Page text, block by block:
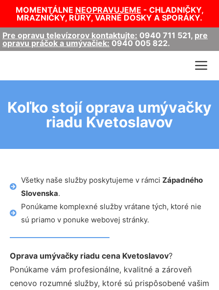
MOMENTÁLNE NEOPRAVUJEME - CHLADNIČKY,
MRAZNIČKY, RÚRY, VARNÉ DOSKY A SPORÁKY.
Pre opravu televízorov kontaktujte: 0940 711 521, pre
opravu práčok a umývačiek: 0940 005 822.
Koľko stojí oprava umývačky
riadu Kvetoslavov
Všetky naše služby poskytujeme v rámci Západného
Slovenska.
Ponúkame komplexné služby vrátane tých, ktoré nie
sú priamo v ponuke webovej stránky.
Oprava umývačky riadu cena Kvetoslavov?
Ponúkame vám profesionálne, kvalitné a zároveň
cenovo rozumné služby, ktoré sú prispôsobené vašim